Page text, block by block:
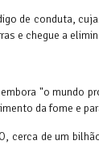
de conduta,
e chegue a
"o mundo
da fome e
cerca de um